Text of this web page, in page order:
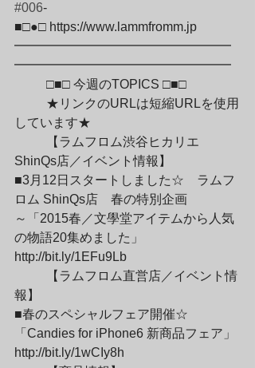
#006-
■□●□ https://www.lammfromm.jp
━━━━━━━━━━━━━━━━━
━━━━━━━━━━━━━━━━━
	□■□ 今週のTOPICS □■□
しています★
ShinQs店／イベント情報】
■3月12日スタートしました☆　ラムフ
ロム ShinQs店　春の特別企画
～「2015春／文學堂アイテムから人気
の物語20集めました」
http://bit.ly/1EFu9Lb
報】
■春のスペシャルフェア開催☆
「Candies for iPhone6 新商品フェア」
http://bit.ly/1wCIy8h